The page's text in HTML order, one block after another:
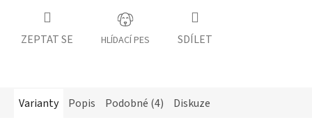
ZEPTAT SE HLÍDACÍ PES SDÍLET
Varianty Popis Podobné (4) Diskuze